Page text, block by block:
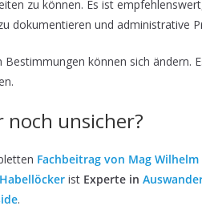
zu können. Es ist
dokumentieren und administrative
Bestimmungen können sich ändern.
noch unsicher?
Fachbeitrag von Mag
ist Experte in
.